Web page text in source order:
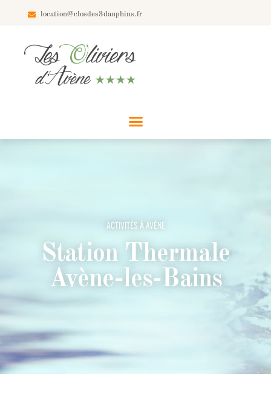
location@closdes3dauphins.fr
ACTIVITÉS À AVÈNE
Station Thermale
Avène-les-Bains